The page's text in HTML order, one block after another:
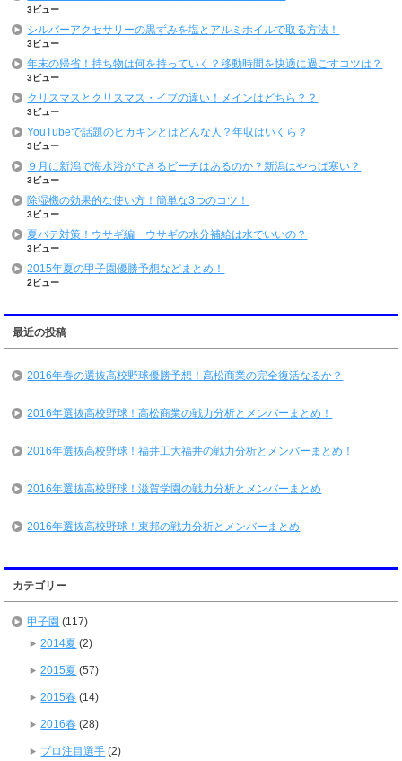
3ビュー
シルバーアクセサリーの黒ずみを塩とアルミホイルで取る方法！
3ビュー
年末の帰省！持ち物は何を持っていく？移動時間を快適に過ごすコツは？
3ビュー
クリスマスとクリスマス・イブの違い！メインはどちら？？
3ビュー
YouTubeで話題のヒカキンとはどんな人？年収はいくら？
3ビュー
９月に新潟で海水浴ができるビーチはあるのか？新潟はやっぱ寒い？
3ビュー
除湿機の効果的な使い方！簡単な3つのコツ！
3ビュー
夏バテ対策！ウサギ編 ウサギの水分補給は水でいいの？
3ビュー
2015年夏の甲子園優勝予想などまとめ！
2ビュー
最近の投稿
2016年春の選抜高校野球優勝予想！高松商業の完全復活なるか？
2016年選抜高校野球！高松商業の戦力分析とメンバーまとめ！
2016年選抜高校野球！福井工大福井の戦力分析とメンバーまとめ！
2016年選抜高校野球！滋賀学園の戦力分析とメンバーまとめ
2016年選抜高校野球！東邦の戦力分析とメンバーまとめ
カテゴリー
甲子園 (117)
2014夏 (2)
2015夏 (57)
2015春 (14)
2016春 (28)
プロ注目選手 (2)